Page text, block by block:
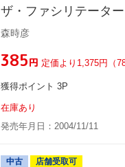
ザ・ファシリテータ
森時彦
¥385円 定価より1,375円（
獲得ポイント 3P
在庫あり
発売年月日：2004/11/11
中古 店舗受取可